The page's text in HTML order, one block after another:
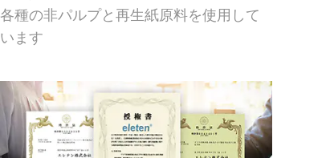
各種の非パルプと再生紙原料を使用して
います